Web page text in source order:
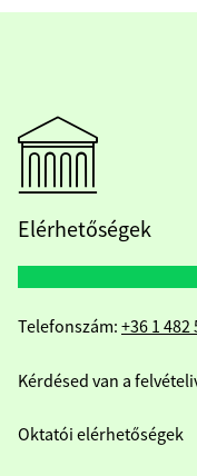
Elérhetőségek
Telefonszám: +36 1 482
Kérdésed van a
Oktatói elérhetőségek